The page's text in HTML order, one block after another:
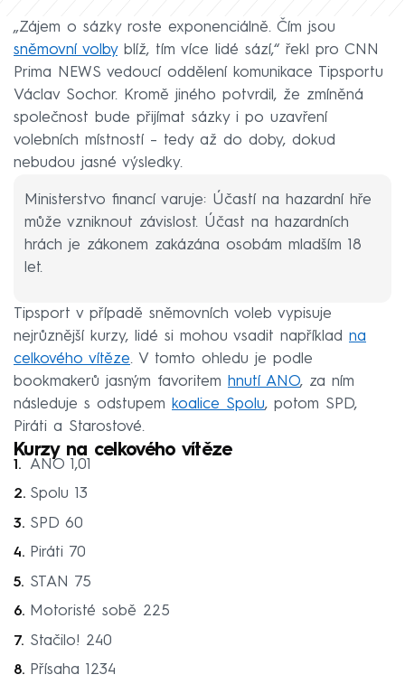
„Zájem o sázky roste exponenciálně. Čím jsou
sněmovní volbyblíž, tím více lidé sází,“ řekl pro CNN
Prima NEWS vedoucí oddělení komunikace Tipsportu
Václav Sochor. Kromě jiného potvrdil, že zmíněná
společnost bude přijímat sázky i po uzavření
volebních místností – tedy až do doby, dokud
nebudou jasné výsledky.
Ministerstvo financí varuje: Účastí na hazardní hře
může vzniknout závislost. Účast na hazardních
hrách je zákonem zakázána osobám mladším 18
let.
Tipsport v případě sněmovních voleb vypisuje
nejrůznější kurzy, lidé si mohou vsadit například na
celkového vítěze. V tomto ohledu je podle
bookmakerů jasným favoritem hnutí ANO, za ním
následuje s odstupem koalice Spolu, potom SPD,
Piráti a Starostové.
Kurzy na celkového vítěze
ANO 1,01
Spolu 13
SPD 60
Piráti 70
STAN 75
Motoristé sobě 225
Stačilo! 240
Přísaha 1234